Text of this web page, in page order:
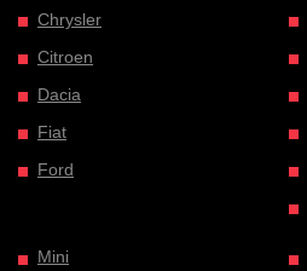
Chrysler
Citroen
Dacia
Fiat
Ford
Mini